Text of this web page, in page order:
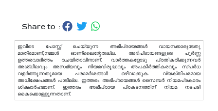
Share to :
ഇവിടെ പോസ്റ്റ് ചെയ്യുന്ന അഭിപ്രായങ്ങള്‍ വായനക്കാരുടേതു
മാത്രമാണ്,നമ്മൾ ഓണ്ലൈന്റേതല്ല. അഭിപ്രായങ്ങളുടെ പൂർണ്ണ
ഉത്തരവാദിത്തം രചയിതാവിനാണ്. വാര്‍ത്തകളോടു പ്രതികരിക്കുന്നവര്‍
അശ്ലീലവും അസഭ്യവും നിയമവിരുദ്ധവും അപകീര്‍ത്തികരവും സ്പര്‍ധ
വളര്‍ത്തുന്നതുമായ പരാമര്‍ശങ്ങള്‍ ഒഴിവാക്കുക. വ്യക്തിപരമായ
അധിക്ഷേപങ്ങള്‍ പാടില്ല. ഇത്തരം അഭിപ്രായങ്ങള്‍ സൈബര്‍ നിയമപ്രകാരം
ശിക്ഷാര്‍ഹമാണ്. ഇത്തരം അഭിപ്രായ പ്രകടനത്തിന് നിയമ നടപടി
കൈക്കൊള്ളുന്നതാണ്.